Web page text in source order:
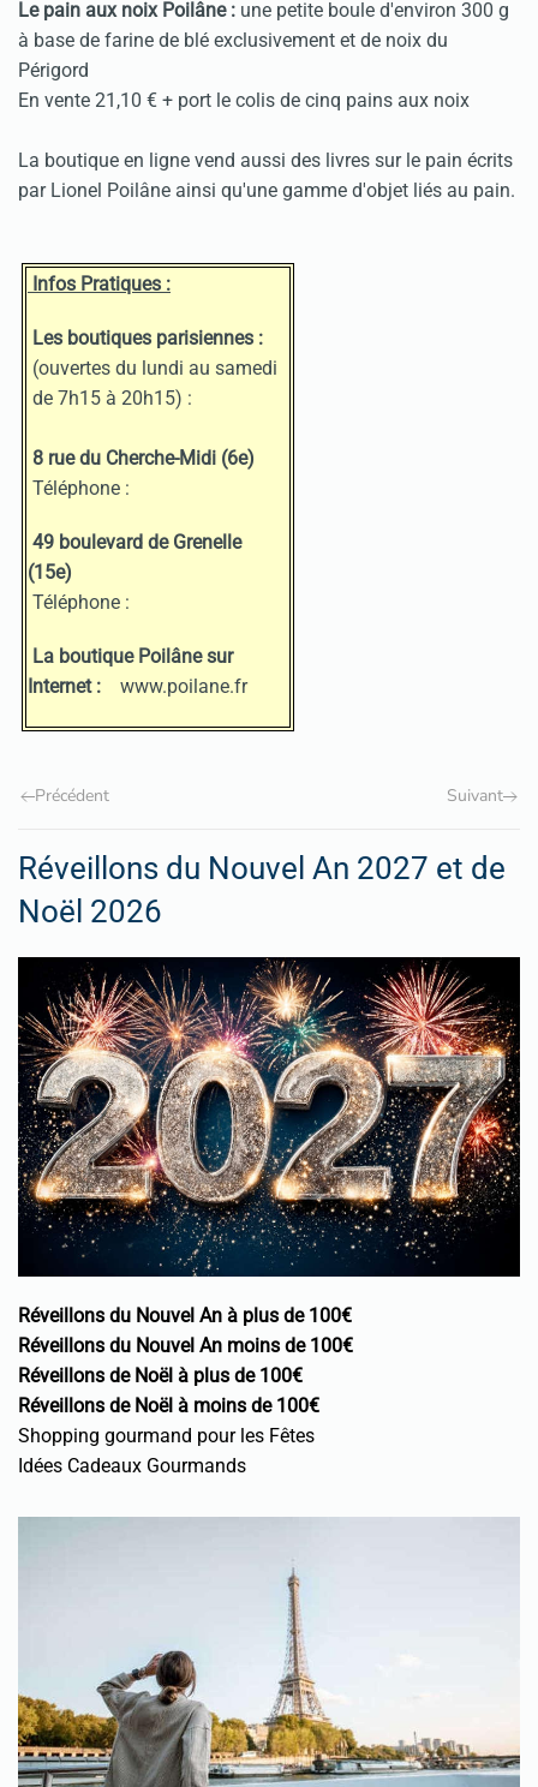
Le pain aux noix Poilâne : une petite boule d'environ 300 g
à base de farine de blé exclusivement et de noix du
Périgord
En vente 21,10 € + port le colis de cinq pains aux noix
La boutique en ligne vend aussi des livres sur le pain écrits
par Lionel Poilâne ainsi qu'une gamme d'objet liés au pain.
Infos Pratiques :
Les boutiques parisiennes :
(ouvertes du lundi au samedi
de 7h15 à 20h15) :
8 rue du Cherche-Midi (6e)
Téléphone :
49 boulevard de Grenelle
(15e)
Téléphone :
La boutique Poilâne sur
Internet : www.poilane.fr
Précédent Suivant
Réveillons du Nouvel An 2027 et de
Noël 2026
Réveillons du Nouvel An à plus de 100€
Réveillons du Nouvel An moins de 100€
Réveillons de Noël à plus de 100€
Réveillons de Noël à moins de 100€
Shopping gourmand pour les Fêtes
Idées Cadeaux Gourmands